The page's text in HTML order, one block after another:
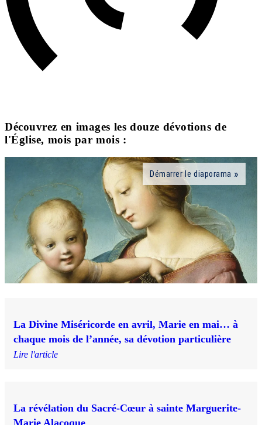
Découvrez en images les douze dévotions de
l'Église, mois par mois :
Démarrer le diaporama
La Divine Miséricorde en avril, Marie en mai… à
chaque mois de l’année, sa dévotion particulière
Lire l'article
La révélation du Sacré-Cœur à sainte Marguerite-